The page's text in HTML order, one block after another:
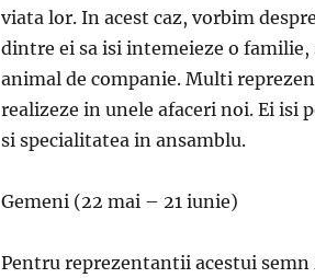
viata lor. In acest caz, vorbim
dintre ei sa isi intemeieze o familie,
animal de companie. Multi
realizeze in unele afaceri noi. Ei isi
si specialitatea in ansamblu.
Gemeni (22 mai – 21 iunie)
Pentru reprezentantii acestui